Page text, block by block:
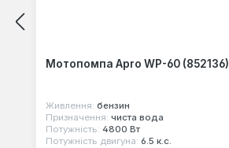
Мотопомпа Apro WP-60 (852136)
Живлення: бензин
Призначення: чиста вода
Потужність: 4800 Вт
Потужність двигуна: 6.5 к.с.